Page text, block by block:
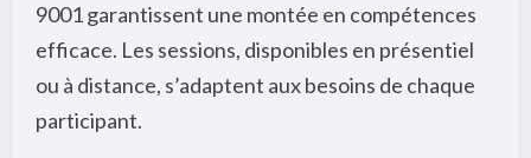
9001 garantissent une montée en compétences
efficace. Les sessions, disponibles en présentiel
ou à distance, s’adaptent aux besoins de chaque
participant.